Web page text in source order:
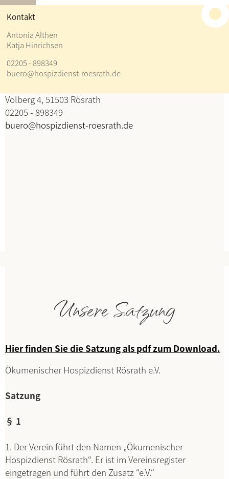
Kontakt
Antonia Althen
Katja Hinrichsen
02205 - 898349
buero@hospizdienst-roesrath.de
Kontakt
Antonia Althen
Katja Hinrichsen
Volberg 4, 51503 Rösrath
02205 - 898349
buero@hospizdienst-roesrath.de
Unsere Satzung
Hier finden Sie die Satzung als pdf zum Download.
Ökumenischer Hospizdienst Rösrath e.V.
Satzung
§ 1
1. Der Verein führt den Namen „Ökumenischer
Hospizdienst Rösrath“. Er ist im Vereinsregister
eingetragen und führt den Zusatz “e.V.“
≡